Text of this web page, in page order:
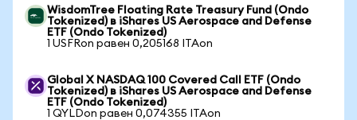
WisdomTree Floating Rate Treasury Fund (Ondo
Tokenized) в iShares US Aerospace and Defense
ETF (Ondo Tokenized)
1 USFRon равен 0,205168 ITAon
Global X NASDAQ 100 Covered Call ETF (Ondo
Tokenized) в iShares US Aerospace and Defense
ETF (Ondo Tokenized)
1 QYLDon равен 0,074355 ITAon